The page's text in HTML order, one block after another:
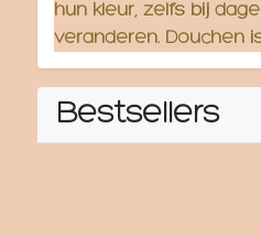
hun kleur, zelfs bij
veranderen. Douchen
Bestsellers